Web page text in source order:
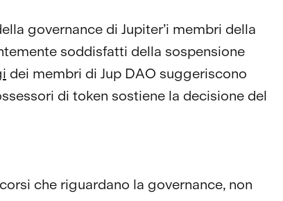
governance di Jupiter’i membri della
soddisfatti della sospensione
dei membri di Jup DAO suggeriscono
di token sostiene la decisione del
che riguardano la governance, non